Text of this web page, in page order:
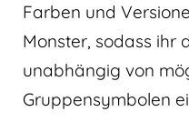
Farben und
Monster, sodass ihr
unabhängig von
Gruppensymbolen